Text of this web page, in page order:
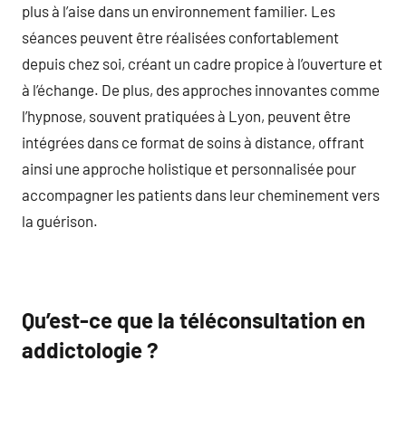
plus à l’aise dans un environnement familier. Les
séances peuvent être réalisées confortablement
depuis chez soi, créant un cadre propice à l’ouverture et
à l’échange. De plus, des approches innovantes comme
l’hypnose, souvent pratiquées à Lyon, peuvent être
intégrées dans ce format de soins à distance, offrant
ainsi une approche holistique et personnalisée pour
accompagner les patients dans leur cheminement vers
la guérison.
Qu’est-ce que la téléconsultation en
addictologie ?